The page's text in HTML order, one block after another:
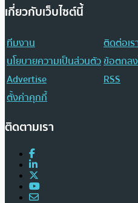
เกี่ยวกับเว็บไซต์นี้
ทีมงาน
ติดต่อเร
นโยบายความเป็นส่วนตัวข้อตกล
Advertise
RSS
ตั้งค่าคุกกี้
ติดตามเรา